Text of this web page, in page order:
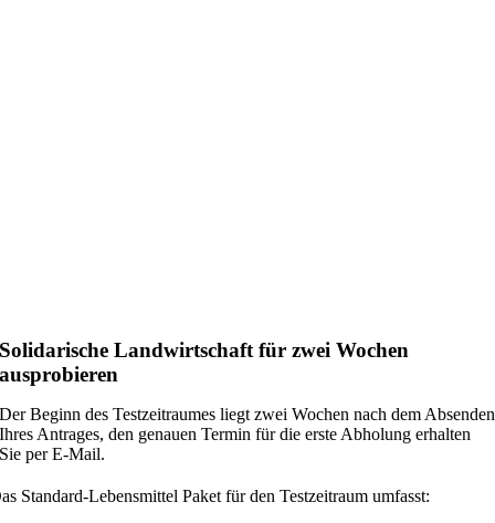
Solidarische Landwirtschaft für zwei Wochen
ausprobieren
Der Beginn des Testzeitraumes liegt zwei Wochen nach dem Absenden
Ihres Antrages, den genauen Termin für die erste Abholung erhalten
Sie per E-Mail.
Standard-Lebensmittel Paket für den Testzeitraum umfasst: